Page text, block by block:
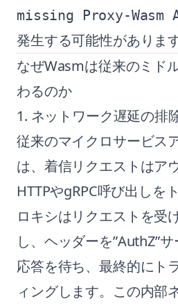
missing Proxy-Wasm
発生する可能性があります
なぜWasmは従来のミド
わるのか
1. ネットワーク遅延の排
従来のマイクロサービス
は、着信リクエストはア
HTTPやgRPC呼び出しを
ロキシはリクエストを受
し、ヘッダーを”AuthZ”サ
応答を待ち、最終的にト
ィングします。この内部